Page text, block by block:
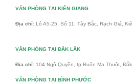
VĂN PHÒNG TẠI KIÊN GIANG
Địa chỉ: Lô A5-25, Số 11, Tây Bắc, Rạch Giá,
VĂN PHÒNG TẠI ĐẮK LẮK
Địa chỉ: 104 Ngô Quyền, tp Buôn Ma Thuột,
VĂN PHÒNG TẠI BÌNH PHƯỚC